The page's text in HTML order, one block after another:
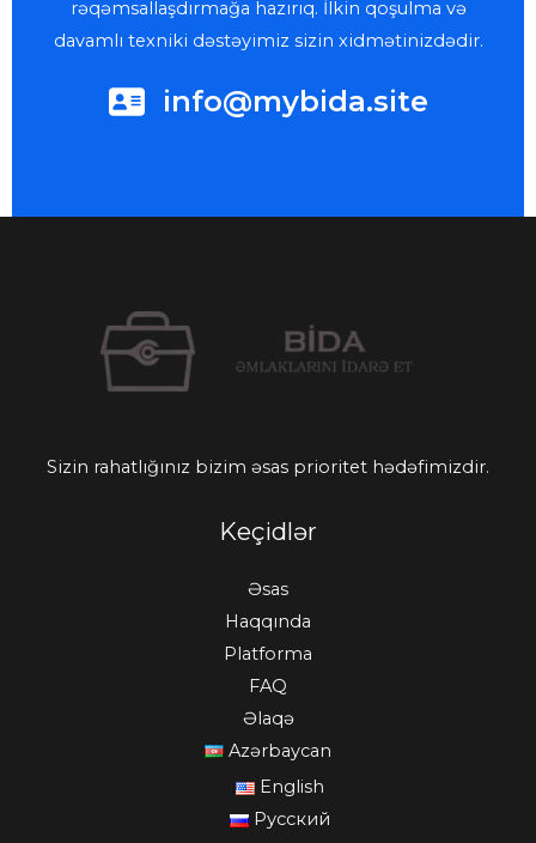
rəqəmsallaşdırmağa hazırıq. İlkin qoşulma və
davamlı texniki dəstəyimiz sizin xidmətinizdədir.
info@mybida.site
Sizin rahatlığınız bizim əsas prioritet hədəfimizdir.
Keçidlər
Əsas
Haqqında
Platforma
FAQ
Əlaqə
Azərbaycan
English
Русский